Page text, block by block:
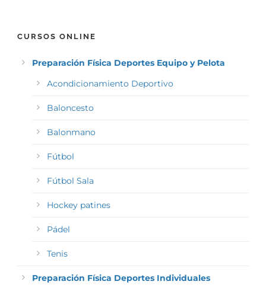
CURSOS ONLINE
Preparación Física Deportes Equipo y Pelota
Acondicionamiento Deportivo
Baloncesto
Balonmano
Fútbol
Fútbol Sala
Hockey patines
Pádel
Tenis
Preparación Física Deportes Individuales